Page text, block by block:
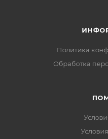
Политика
Обработка